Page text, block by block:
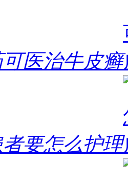
医治牛皮癣
要怎么护理